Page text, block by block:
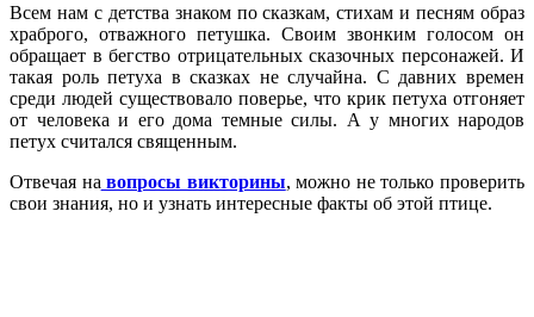
Всем нам с детства знаком по сказкам, стихам и песням образ
храброго, отважного петушка. Своим звонким голосом он
обращает в бегство отрицательных сказочных персонажей. И
такая роль петуха в сказках не случайна. С давних времен
среди людей существовало поверье, что крик петуха отгоняет
от человека и его дома темные силы. А у многих народов
петух считался священным.
Отвечая на вопросы викторины, можно не только проверить
свои знания, но и узнать интересные факты об этой птице.